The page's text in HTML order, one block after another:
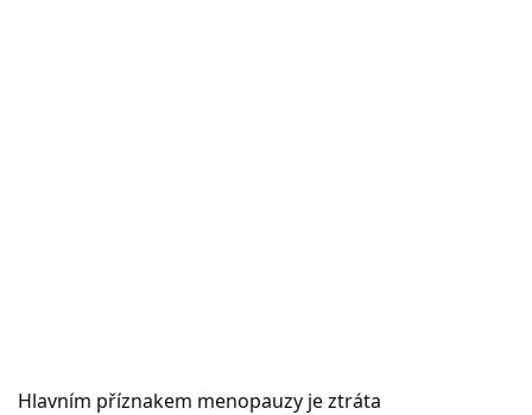
Hlavním příznakem menopauzy je ztráta